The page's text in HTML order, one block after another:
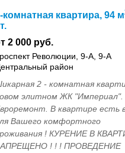
комнатная квартира, 94 м
2 000 руб.
Революции, 9-А, 9-А
район
2 - комнатная
элитном ЖК "Империал".
В квартире есть
Вашего комфортного
! КУРЕНИЕ В
! ! ! ПРОВЕДЕНИЕ